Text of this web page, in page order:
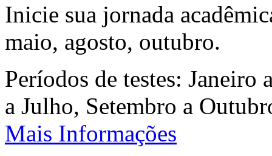
Inicie sua jornada
maio, agosto, outubro.
Períodos de testes:
a Julho, Setembro a
Mais Informações